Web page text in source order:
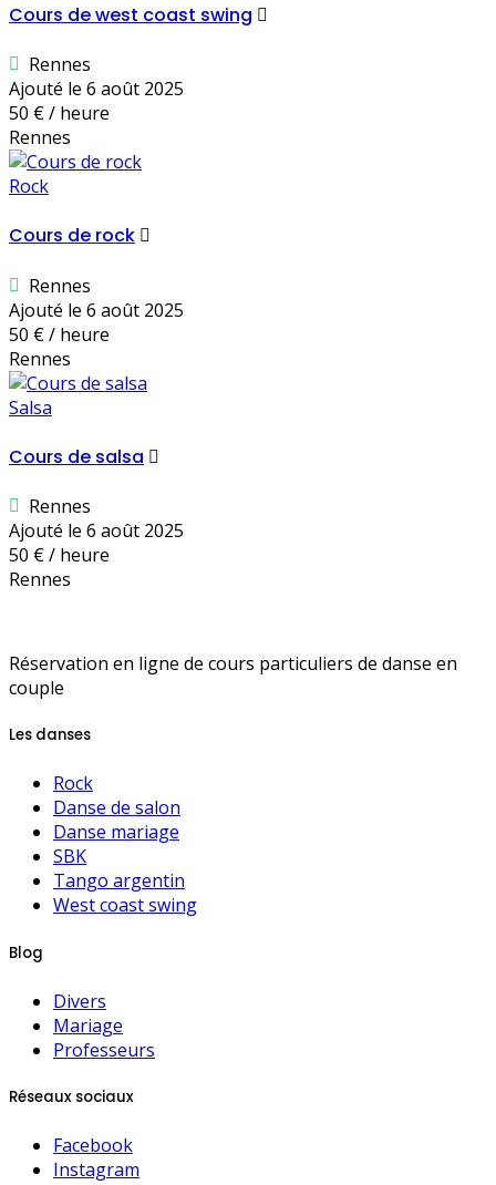
Cours de west coast swing
Rennes
Ajouté le 6 août 2025
50 € / heure
Rennes
Rock
Cours de rock
Rennes
Ajouté le 6 août 2025
50 € / heure
Rennes
Salsa
Cours de salsa
Rennes
Ajouté le 6 août 2025
50 € / heure
Rennes
Réservation en ligne de cours particuliers de danse en
couple
Les danses
Rock
Danse de salon
Danse mariage
SBK
Tango argentin
West coast swing
Blog
Divers
Mariage
Professeurs
Réseaux sociaux
Facebook
Instagram